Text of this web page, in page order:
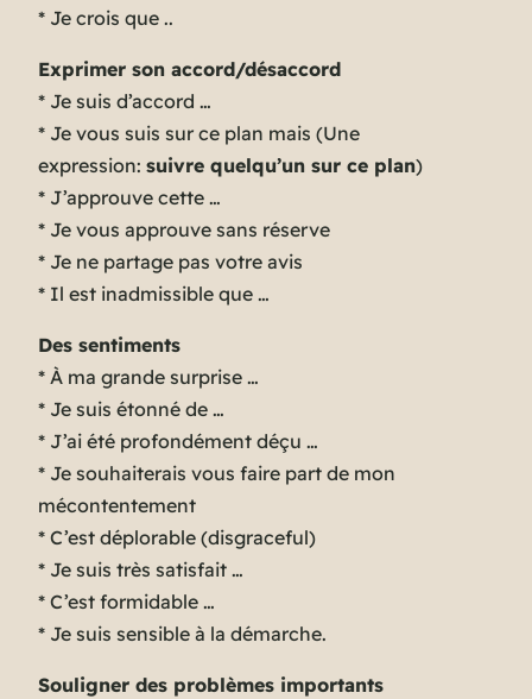
* Je crois que ..
Exprimer son accord/désaccord
* Je suis d’accord …
* Je vous suis sur ce plan mais (Une
expression: suivre quelqu’un sur ce plan)
* J’approuve cette …
* Je vous approuve sans réserve
* Je ne partage pas votre avis
* Il est inadmissible que …
Des sentiments
* À ma grande surprise …
* Je suis étonné de …
* J’ai été profondément déçu …
* Je souhaiterais vous faire part de mon
mécontentement
* C’est déplorable (disgraceful)
* Je suis très satisfait …
* C’est formidable …
* Je suis sensible à la démarche.
Souligner des problèmes importants